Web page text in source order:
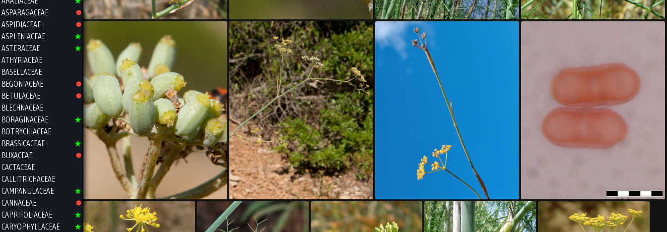
ASPARAGACEAE
ASPIDIACEAE
ASPLENIACEAE
ASTERACEAE
ATHYRIACEAE
BASELLACEAE
BEGONIACEAE
BETULACEAE
BLECHNACEAE
BORAGINACEAE
BOTRYCHIACEAE
BRASSICACEAE
BUXACEAE
CACTACEAE
CALLITRICHACEAE
CAMPANULACEAE
CANNACEAE
CAPRIFOLIACEAE
CARYOPHYLLACEAE